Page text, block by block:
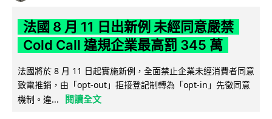
法國 8 月 11 日出新例 未經同意嚴禁
Cold Call 違規企業最高罰 345 萬
法國將於 8 月 11 日起實施新例，全面禁止企業未經消費者同意
致電推銷，由「opt-out」拒接登記制轉為「opt-in」先徵同意
機制。違...
閱讀全文